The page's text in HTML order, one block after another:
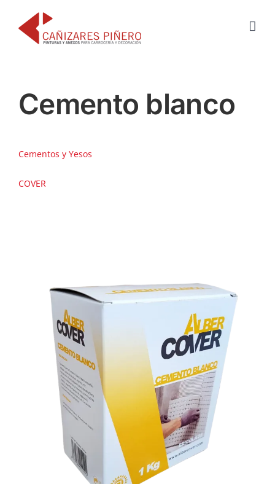
contenido
Cemento blanco
Cementos y Yesos
COVER